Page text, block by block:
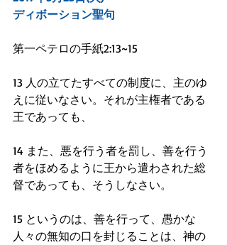
ディボーション聖句
第一ペテロの手紙2:13~15
13 人の立てたすべての制度に、主のゆ
えに従いなさい。それが主権者である
王であっても、
14 また、悪を行う者を罰し、善を行う
者をほめるように王から遣わされた総
督であっても、そうしなさい。
15 というのは、善を行って、愚かな
人々の無知の口を封じることは、神の